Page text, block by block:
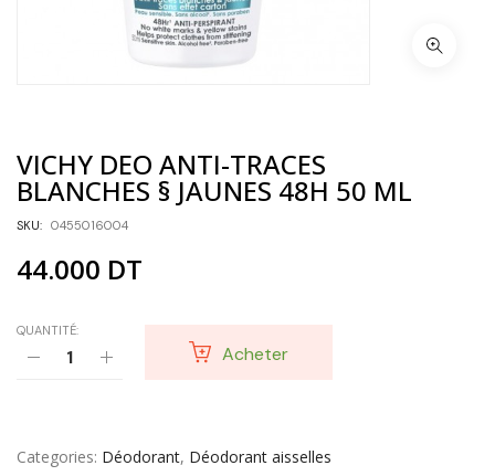
VICHY DEO ANTI-TRACES
BLANCHES § JAUNES 48H 50 ML
SKU: 0455016004
44.000 DT
QUANTITÉ:
Acheter
Categories Déodorant, Déodorant aisselles